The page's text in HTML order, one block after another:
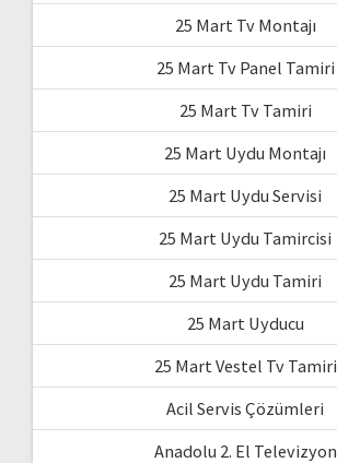
25 Mart Tv Montajı
25 Mart Tv Panel Tamiri
25 Mart Tv Tamiri
25 Mart Uydu Montajı
25 Mart Uydu Servisi
25 Mart Uydu Tamircisi
25 Mart Uydu Tamiri
25 Mart Uyducu
25 Mart Vestel Tv Tamiri
Acil Servis Çözümleri
Anadolu 2. El Televizyon